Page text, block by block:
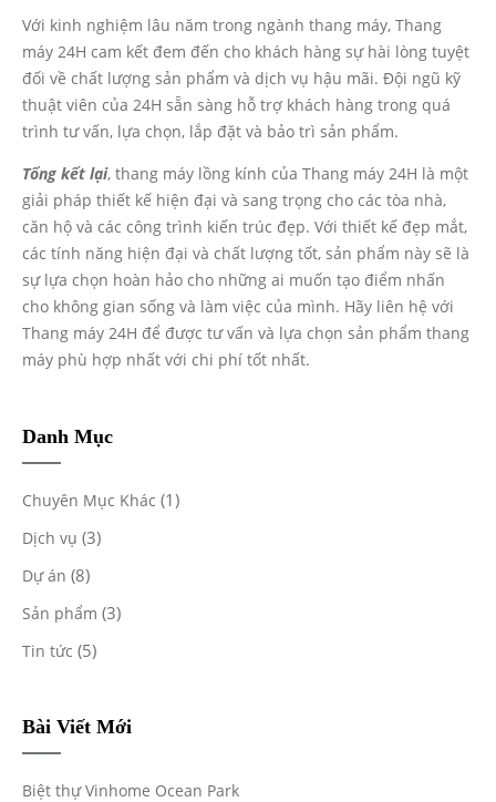
Với kinh nghiệm lâu năm trong ngành thang máy, Thang
máy 24H cam kết đem đến cho khách hàng sự hài lòng tuyệt
đối về chất lượng sản phẩm và dịch vụ hậu mãi. Đội ngũ kỹ
thuật viên của 24H sẵn sàng hỗ trợ khách hàng trong quá
trình tư vấn, lựa chọn, lắp đặt và bảo trì sản phẩm.
Tổng kết lại, thang máy lồng kính của Thang máy 24H là một
giải pháp thiết kế hiện đại và sang trọng cho các tòa nhà,
căn hộ và các công trình kiến trúc đẹp. Với thiết kế đẹp mắt,
các tính năng hiện đại và chất lượng tốt, sản phẩm này sẽ là
sự lựa chọn hoàn hảo cho những ai muốn tạo điểm nhấn
cho không gian sống và làm việc của mình. Hãy liên hệ với
Thang máy 24H để được tư vấn và lựa chọn sản phẩm thang
máy phù hợp nhất với chi phí tốt nhất.
Danh Mục
Chuyên Mục Khác (1)
Dịch vụ (3)
Dự án (8)
Sản phẩm (3)
Tin tức (5)
Bài Viết Mới
Biệt thự Vinhome Ocean Park